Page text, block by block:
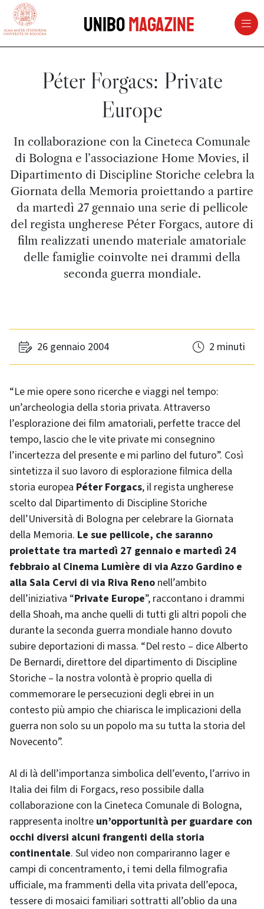
vai al contenuto della pagina
UniboMagazine
Péter Forgacs: Private
Europe
In collaborazione con la Cineteca Comunale
di Bologna e l’associazione Home Movies, il
Dipartimento di Discipline Storiche celebra la
Giornata della Memoria proiettando a partire
da martedì 27 gennaio una serie di pellicole
del regista ungherese Péter Forgacs, autore di
film realizzati unendo materiale amatoriale
delle famiglie coinvolte nei drammi della
seconda guerra mondiale.
26 gennaio 2004 2 minuti
“Le mie opere sono ricerche e viaggi nel tempo:
un’archeologia della storia privata. Attraverso
l’esplorazione dei film amatoriali, perfette tracce del
tempo, lascio che le vite private mi consegnino
l’incertezza del presente e mi parlino del futuro”. Così
sintetizza il suo lavoro di esplorazione filmica della
storia europea Péter Forgacs, il regista ungherese
scelto dal Dipartimento di Discipline Storiche
dell’Università di Bologna per celebrare la Giornata
della Memoria. Le sue pellicole, che saranno
proiettate tra martedì 27 gennaio e martedì 24
febbraio al Cinema Lumière di via Azzo Gardino e
alla Sala Cervi di via Riva Reno nell’ambito
dell’iniziativa “Private Europe”, raccontano i drammi
della Shoah, ma anche quelli di tutti gli altri popoli che
durante la seconda guerra mondiale hanno dovuto
subire deportazioni di massa. “Del resto – dice Alberto
De Bernardi, direttore del dipartimento di Discipline
Storiche – la nostra volontà è proprio quella di
commemorare le persecuzioni degli ebrei in un
contesto più ampio che chiarisca le implicazioni della
guerra non solo su un popolo ma su tutta la storia del
Novecento”.
Al di là dell’importanza simbolica dell’evento, l’arrivo in
Italia dei film di Forgacs, reso possibile dalla
collaborazione con la Cineteca Comunale di Bologna,
rappresenta inoltre un’opportunità per guardare con
occhi diversi alcuni frangenti della storia
continentale. Sul video non compariranno lager e
campi di concentramento, i temi della filmografia
ufficiale, ma frammenti della vita privata dell’epoca,
tessere di mosaici familiari sottratti all’oblio da una